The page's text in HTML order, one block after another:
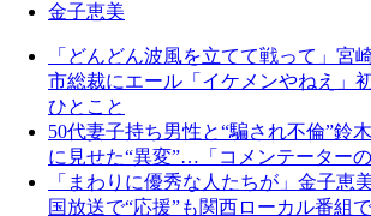
金子恵美
「どんどん波風を立てて戦って」宮
市総裁にエール「イケメンやねえ」
ひとこと
50代妻子持ち男性と“騙され不倫”鈴
に見せた“異変”…「コメンテーター
「まわりに優秀な人たちが」金子恵
国放送で“応援”も関西ローカル番組